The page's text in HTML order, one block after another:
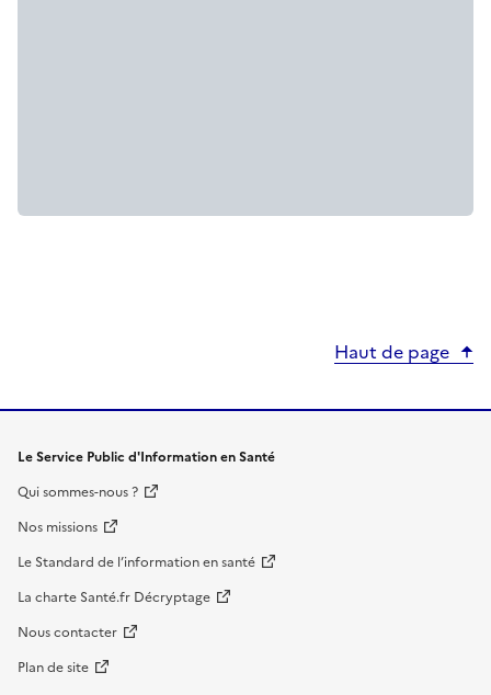
Haut de page
Le Service Public d'Information en Santé
Qui sommes-nous ?
Nos missions
Le Standard de l’information en santé
La charte Santé.fr Décryptage
Nous contacter
Plan de site